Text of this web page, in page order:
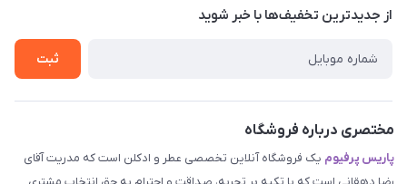
درباره ما
راهنما
از جدید‌ترین تخفیف‌ها با‌ خبر شوید
ثبت
مختصری درباره فروشگاه
پاریس پرفیوم یک فروشگاه آنلاین تخصصی عطر و ادکلن است که مدریت آقای